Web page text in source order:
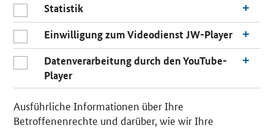
Statistik
Einwilligung zum Videodienst JW-Player
Datenverarbeitung durch den YouTube-
Player
Ausführliche Informationen über Ihre
Betroffenenrechte und darüber, wie wir Ihre